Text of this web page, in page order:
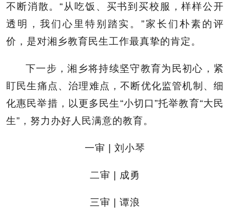
不断消散。“从吃饭、买书到买校服，样样公开
透明，我们心里特别踏实。”家长们朴素的评
价，是对湘乡教育民生工作最真挚的肯定。
下一步，湘乡将持续坚守教育为民初心，紧
盯民生痛点、治理难点，不断优化监管机制、细
化惠民举措，以更多民生“小切口”托举教育“大民
生”，努力办好人民满意的教育。
一审 | 刘小琴
二审 | 成勇
三审 | 谭浪